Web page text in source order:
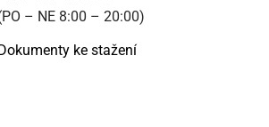
– NE 8:00 – 20:00)
ke stažení